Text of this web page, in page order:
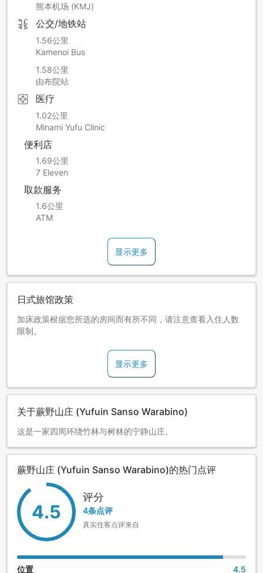
熊本机场 (KMJ)
公交/地铁站
1.56公里
Kamenoi Bus
1.58公里
由布院站
医疗
1.02公里
Minami Yufu Clinic
便利店
1.69公里
7 Eleven
取款服务
1.6公里
ATM
显示更多
日式旅馆政策
加床政策根据您所选的房间而有所不同，请注意查看入住人数
限制。
显示更多
关于蕨野山庄 (Yufuin Sanso Warabino)
这是一家四周环绕竹林与树林的宁静山庄。
蕨野山庄 (Yufuin Sanso Warabino)的热门点评
4.5
评分
4条点评
真实住客点评来自
位置 4.5